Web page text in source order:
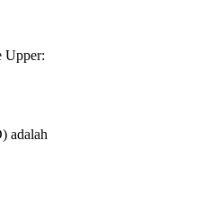
adalah